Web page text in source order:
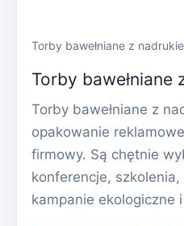
Torby bawełniane z
Torby bawełniane
Torby bawełniane z
opakowanie
firmowy. Są chętnie
konferencje,
kampanie ekologiczne